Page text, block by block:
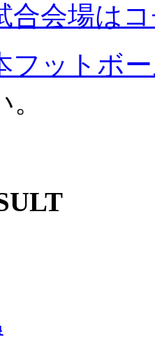
合会場は
フットボ